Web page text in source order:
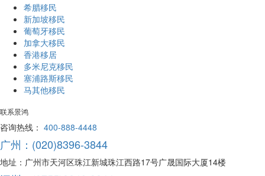
希腊移民
新加坡移民
葡萄牙移民
加拿大移民
香港移居
多米尼克移民
塞浦路斯移民
马其他移民
联系景鸿
咨询热线： 400-888-4448
广州：(020)8396-3844
地址：广州市天河区珠江新城珠江西路17号广晟国际大厦14楼